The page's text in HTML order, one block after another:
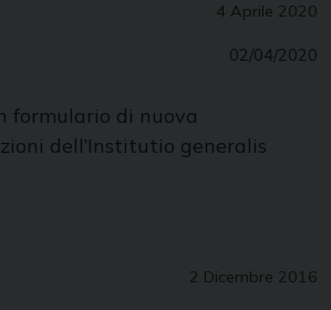
4 Aprile 2020
02/04/2020
formulario di nuova
dell’Institutio generalis
2 Dicembre 2016